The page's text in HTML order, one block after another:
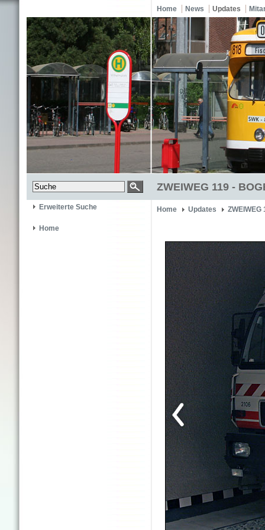
Home News Updates
ZWEIWEG 119 -
Erweiterte Suche
Home
Home Updates ZWEIWEG